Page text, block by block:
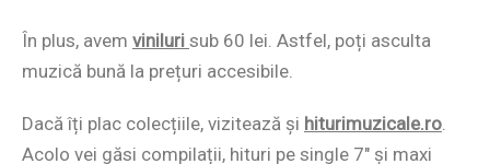
În plus, avem viniluri sub 60 lei. Astfel, poți asculta
muzică bună la prețuri accesibile.
Dacă îți plac colecțiile, vizitează și hiturimuzicale.ro.
Acolo vei găsi compilații, hituri pe single 7″ și maxi